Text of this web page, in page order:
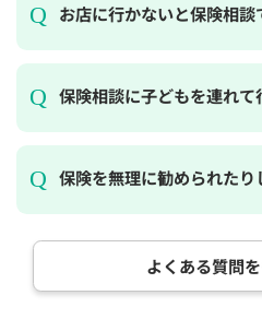
お店に行かないと保険相談
保険相談に子どもを連れて
保険を無理に勧められたり
よくある質問